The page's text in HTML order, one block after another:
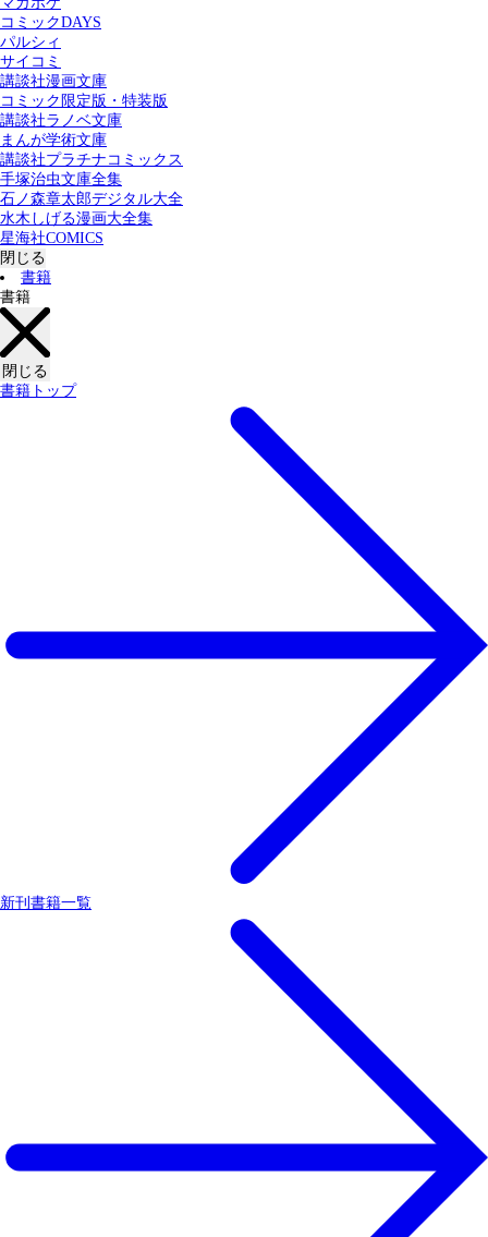
コミックDAYS
パルシィ
サイコミ
講談社漫画文庫
コミック限定版・特装版
講談社ラノベ文庫
まんが学術文庫
講談社プラチナコミックス
手塚治虫文庫全集
石ノ森章太郎デジタル大全
水木しげる漫画大全集
星海社COMICS
閉じる
書籍
書籍
閉じる
書籍トップ
新刊書籍一覧
カテゴリー：
すべての記事